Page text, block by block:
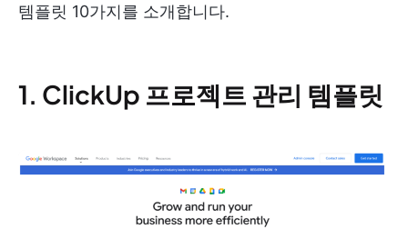
템플릿 10가지를 소개합니다.
1. ClickUp 프로젝트 관리 템플릿